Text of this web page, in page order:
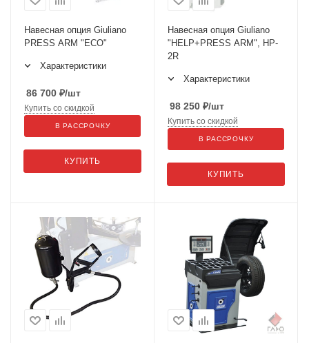
Навесная опция Giuliano
PRESS ARM "ECO"
Характеристики
86 700 ₽/шт
КУПИТЬ
Купить со скидкой
В РАССРОЧКУ
Навесная опция Giuliano
"HELP+PRESS ARM", HP-
2R
Характеристики
98 250 ₽/шт
КУПИТЬ
Купить со скидкой
В РАССРОЧКУ